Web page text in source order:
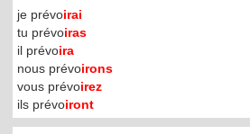
je prévoirai
tu prévoiras
il prévoira
nous prévoirons
vous prévoirez
ils prévoiront